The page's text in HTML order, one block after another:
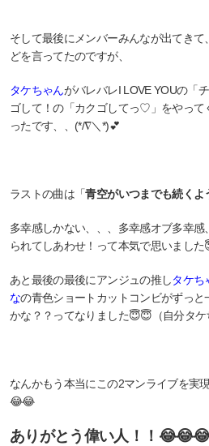
そして最後にメンバーみんなが出てき
どを言ってたのですが、
タケちゃんがバレバレI LOVE YOUの「
ゴして！の「カクゴしてっ♡」をやって
ったです、、(*/∇＼*)💕
ラストの曲は「青空がいつまでも続くよ
多幸感しかない、、、多幸感オブ多幸
られてしあわせ！って本気で思いました
あと最後の最後にアンジュの推し タケち
なの青色ショートカットコンビがずっと
かな？？ってなりました😇😇（自分タケ
なんかもう本当にこの2マンライブを実
😂😂
ありがとう偉い人！！